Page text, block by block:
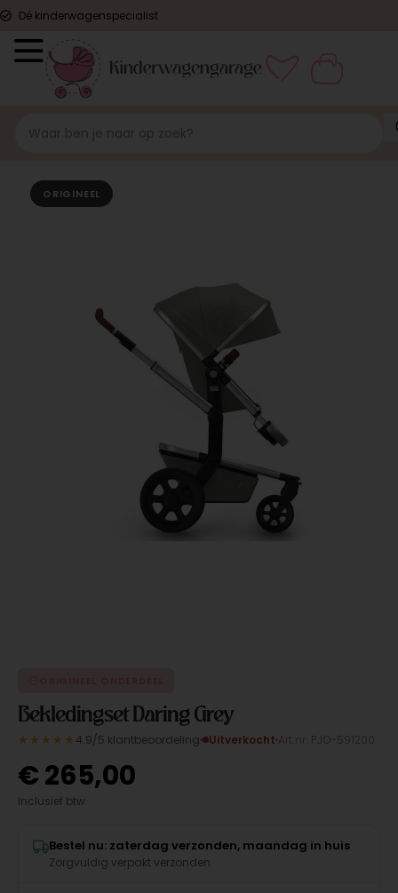
Dé kinderwagenspecialist
ORIGINEEL
Bekledingset Daring Grey
★★★★★ 4.9/5 klantbeoordeling Uitverkocht
€265,00
Inclusief btw
Bestel nu: zaterdag verzonden, maandag in huis
Zorgvuldig verpakt verzonden